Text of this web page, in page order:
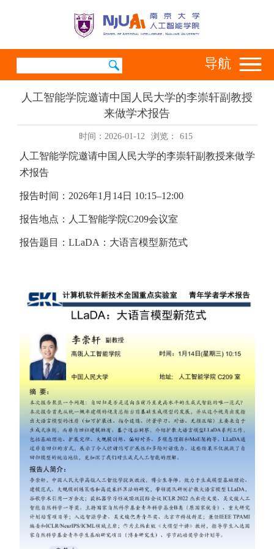
导航
人工智能学院邀请中国人民大学的李崇轩副教授
来做学术报告
时间：2026-01-12 浏览： 615
人工智能学院邀请中国人民大学的李崇轩副教授来做学
术报告
报告时间：2026年1月14日 10:15–12:00
报告地点：人工智能学院C209会议室
报告题目：LLaDA：大语言模型新范式